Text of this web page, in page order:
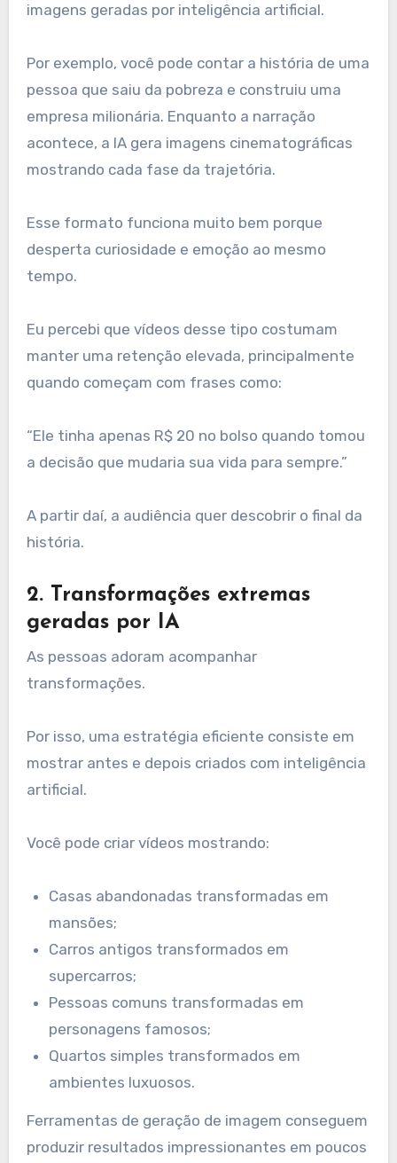
imagens geradas por inteligência artificial.
Por exemplo, você pode contar a história de uma
pessoa que saiu da pobreza e construiu uma
empresa milionária. Enquanto a narração
acontece, a IA gera imagens cinematográficas
mostrando cada fase da trajetória.
Esse formato funciona muito bem porque
desperta curiosidade e emoção ao mesmo
tempo.
Eu percebi que vídeos desse tipo costumam
manter uma retenção elevada, principalmente
quando começam com frases como:
“Ele tinha apenas R$ 20 no bolso quando tomou
a decisão que mudaria sua vida para sempre.”
A partir daí, a audiência quer descobrir o final da
história.
2. Transformações extremas
geradas por IA
As pessoas adoram acompanhar
transformações.
Por isso, uma estratégia eficiente consiste em
mostrar antes e depois criados com inteligência
artificial.
Você pode criar vídeos mostrando:
Casas abandonadas transformadas em
mansões;
Carros antigos transformados em
supercarros;
Pessoas comuns transformadas em
personagens famosos;
Quartos simples transformados em
ambientes luxuosos.
Ferramentas de geração de imagem conseguem
produzir resultados impressionantes em poucos